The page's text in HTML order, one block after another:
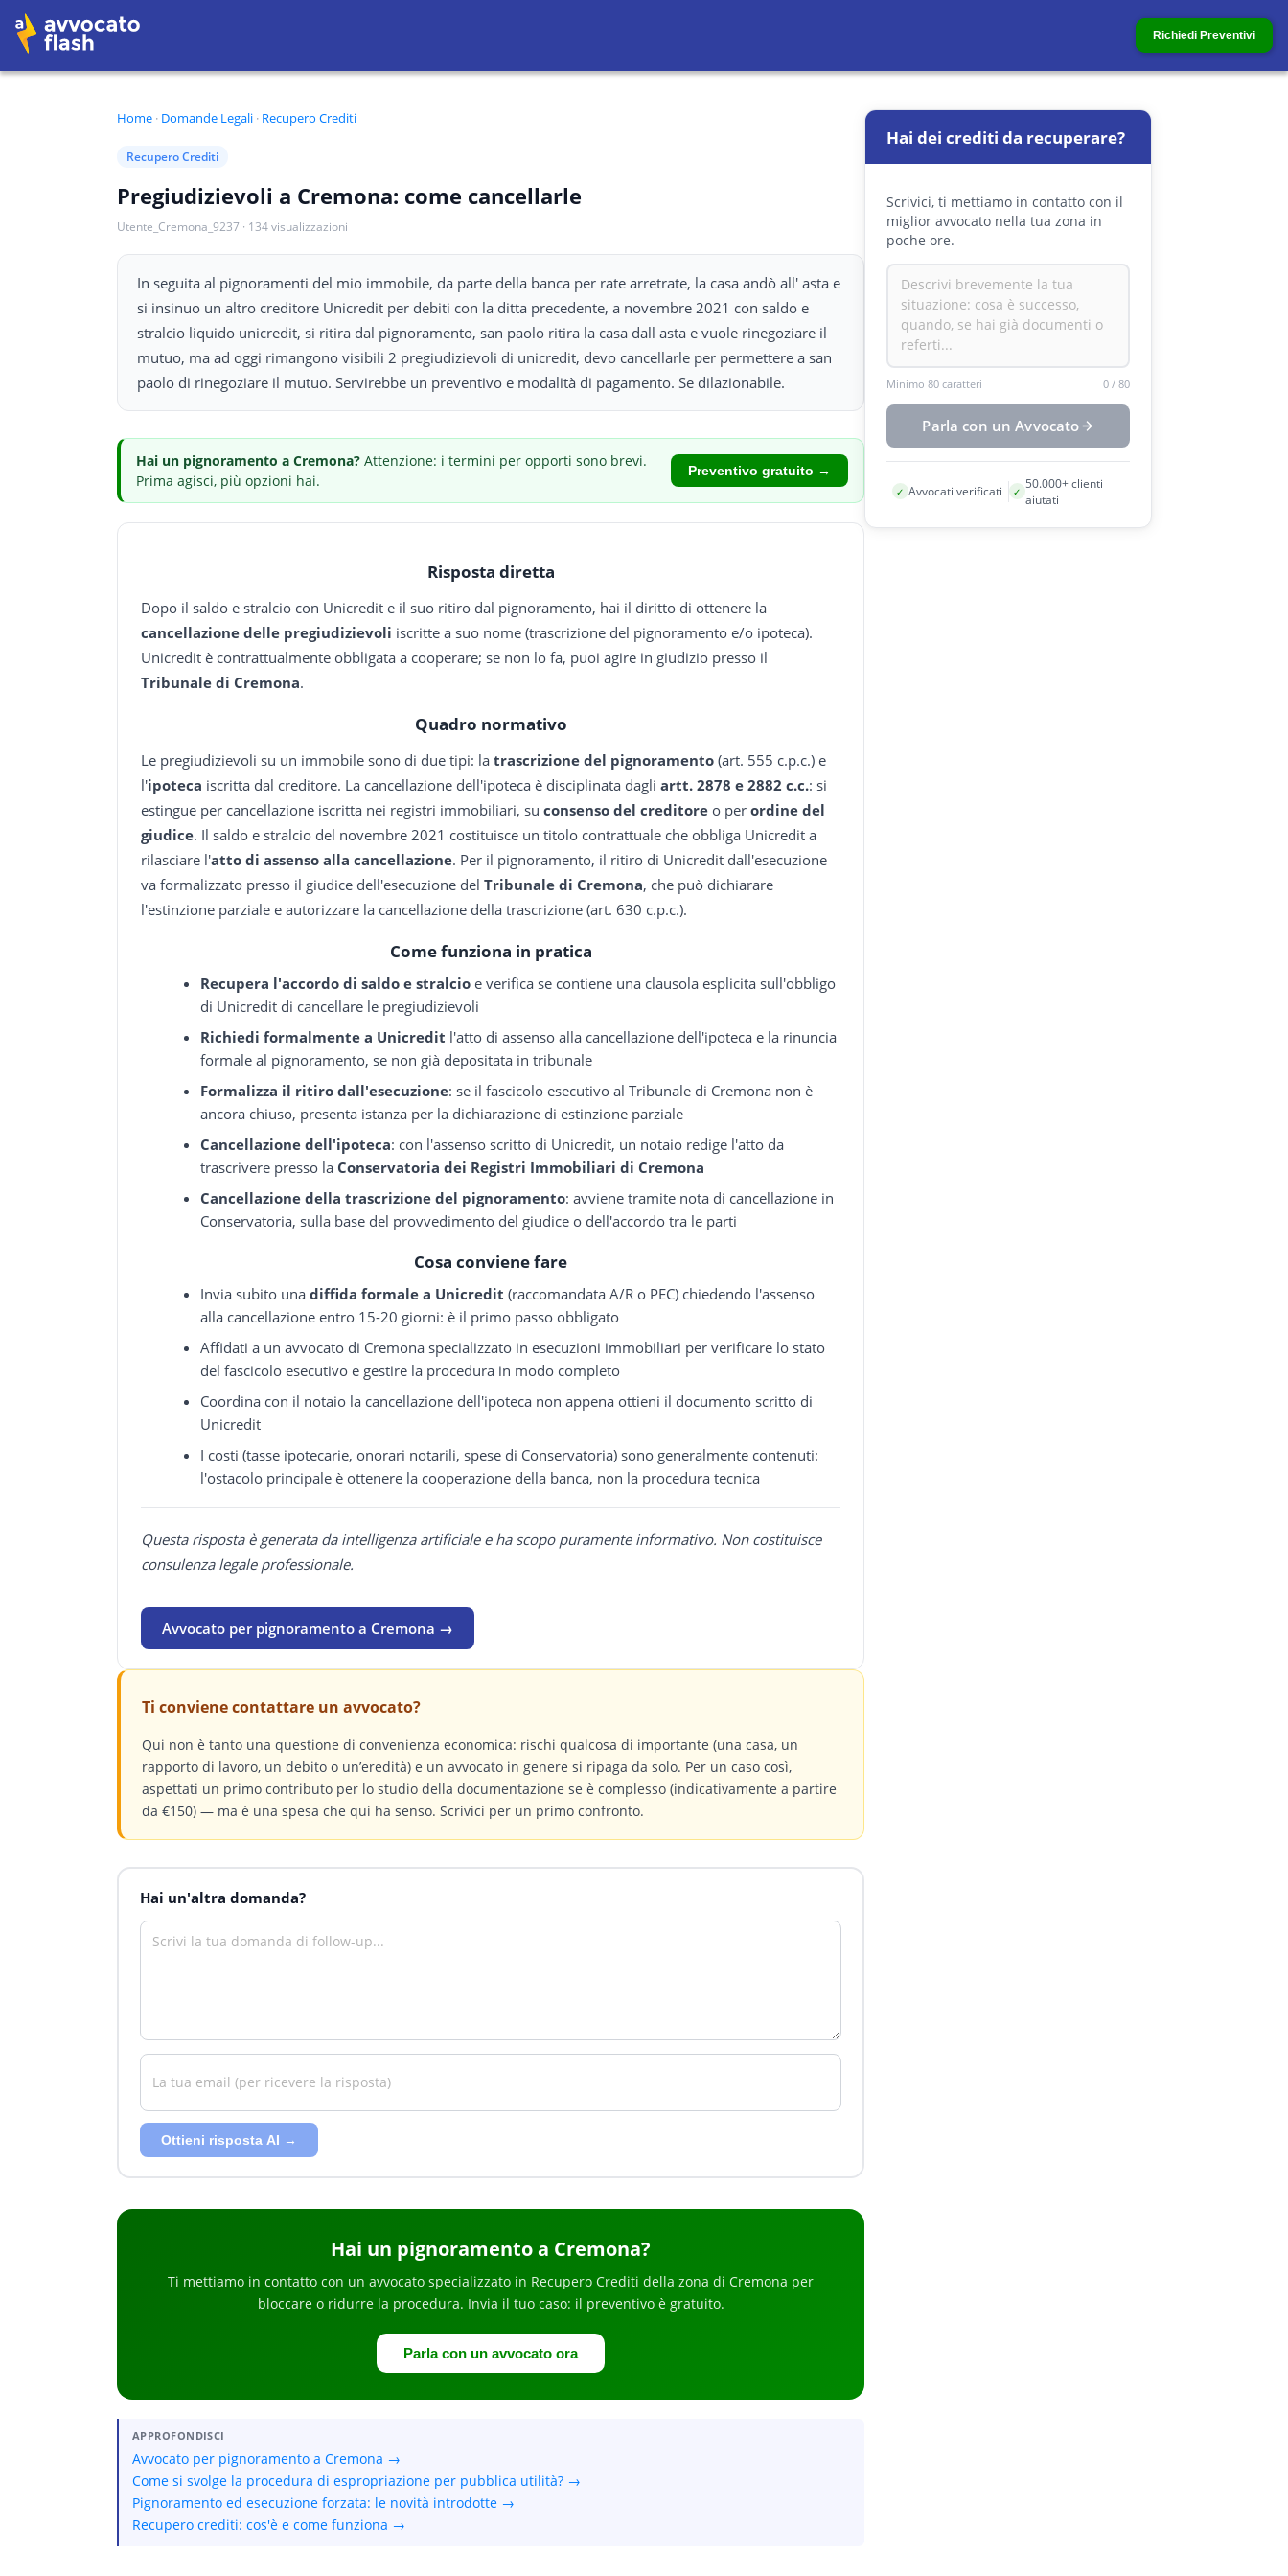
Richiedi Preventivi
Home · Domande Legali · Recupero Crediti
Recupero Crediti
Pregiudizievoli a Cremona: come cancellarle
Utente_Cremona_9237 · 134visualizzazioni
In seguita al pignoramenti del mio immobile, da parte della banca per rate arretrate, la casa andò all' asta e
si insinuo un altro creditore Unicredit per debiti con la ditta precedente, a novembre 2021 con saldo e
stralcio liquido unicredit, si ritira dal pignoramento, san paolo ritira la casa dall asta e vuole rinegoziare il
mutuo, ma ad oggi rimangono visibili 2 pregiudizievoli di unicredit, devo cancellarle per permettere a san
paolo di rinegoziare il mutuo. Servirebbe un preventivo e modalità di pagamento. Se dilazionabile.
Hai un pignoramento a Cremona? Attenzione: i termini per opporti sono brevi.
Prima agisci, più opzioni hai.
Preventivo gratuito →
Risposta diretta
Dopo il saldo e stralcio con Unicredit e il suo ritiro dal pignoramento, hai il diritto di ottenere la
cancellazione delle pregiudizievoli iscritte a suo nome (trascrizione del pignoramento e/o ipoteca).
Unicredit è contrattualmente obbligata a cooperare; se non lo fa, puoi agire in giudizio presso il
Tribunale di Cremona.
Quadro normativo
Le pregiudizievoli su un immobile sono di due tipi: la trascrizione del pignoramento (art. 555 c.p.c.) e
l'ipoteca iscritta dal creditore. La cancellazione dell'ipoteca è disciplinata dagli artt. 2878 e 2882 c.c.: si
estingue per cancellazione iscritta nei registri immobiliari, su consenso del creditore o per ordine del
giudice. Il saldo e stralcio del novembre 2021 costituisce un titolo contrattuale che obbliga Unicredit a
rilasciare l'atto di assenso alla cancellazione. Per il pignoramento, il ritiro di Unicredit dall'esecuzione
va formalizzato presso il giudice dell'esecuzione del Tribunale di Cremona, che può dichiarare
l'estinzione parziale e autorizzare la cancellazione della trascrizione (art. 630 c.p.c.).
Come funziona in pratica
Recupera l'accordo di saldo e stralcio e verifica se contiene una clausola esplicita sull'obbligo
di Unicredit di cancellare le pregiudizievoli
Richiedi formalmente a Unicredit l'atto di assenso alla cancellazione dell'ipoteca e la rinuncia
formale al pignoramento, se non già depositata in tribunale
Formalizza il ritiro dall'esecuzione: se il fascicolo esecutivo al Tribunale di Cremona non è
ancora chiuso, presenta istanza per la dichiarazione di estinzione parziale
Cancellazione dell'ipoteca: con l'assenso scritto di Unicredit, un notaio redige l'atto da
trascrivere presso la Conservatoria dei Registri Immobiliari di Cremona
Cancellazione della trascrizione del pignoramento: avviene tramite nota di cancellazione in
Conservatoria, sulla base del provvedimento del giudice o dell'accordo tra le parti
Cosa conviene fare
Invia subito unadiffida formale a Unicredit (raccomandata A/R o PEC) chiedendo l'assenso
alla cancellazione entro 15-20 giorni: è il primo passo obbligato
Affidati a un avvocato di Cremona specializzato in esecuzioni immobiliari per verificare lo stato
del fascicolo esecutivo e gestire la procedura in modo completo
Coordina con il notaio la cancellazione dell'ipoteca non appena ottieni il documento scritto di
Unicredit
I costi (tasse ipotecarie, onorari notarili, spese di Conservatoria) sono generalmente contenuti:
l'ostacolo principale è ottenere la cooperazione della banca, non la procedura tecnica
Questa risposta è generata da intelligenza artificiale e ha scopo puramente informativo. Non costituisce
consulenza legale professionale.
Avvocato per pignoramento a Cremona →
Ti conviene contattare un avvocato?
Qui non è tanto una questione di convenienza economica: rischi qualcosa di importante (una casa, un
rapporto di lavoro, un debito o un’eredità) e un avvocato in genere si ripaga da solo. Per un caso così,
aspettati un primo contributo per lo studio della documentazione se è complesso (indicativamente a partire
da €150) — ma è una spesa che qui ha senso. Scrivici per un primo confronto.
Hai un'altra domanda?
Ottieni risposta AI →
Hai un pignoramentoa Cremona?
Ti mettiamo in contatto con un avvocato specializzato in Recupero Crediti della zona di Cremona per
bloccare o ridurre la procedura. Invia il tuo caso: il preventivo è gratuito.
Parla con un avvocato ora
APPROFONDISCI
Avvocato per pignoramento a Cremona →
Come si svolge la procedura di espropriazione per pubblica utilità? →
Pignoramento ed esecuzione forzata: le novità introdotte →
Recupero crediti: cos'è e come funziona →
Hai dei crediti da recuperare?
Scrivici, ti mettiamo in contatto con il
miglior avvocato nella tua zona in
poche ore.
Minimo 80 caratteri 0 / 80
Parla con un Avvocato
✓ Avvocati verificati ✓ 50.000+ clienti
aiutati